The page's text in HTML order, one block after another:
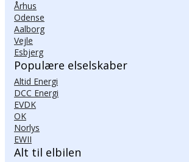
Århus
Odense
Aalborg
Vejle
Esbjerg
Populære elselskaber
Altid Energi
DCC Energi
EVDK
OK
Norlys
EWII
Alt til elbilen